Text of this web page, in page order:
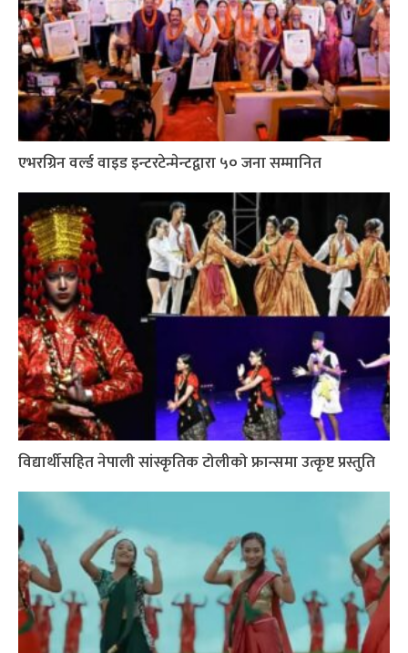
एभरग्रिन वर्ल्ड वाइड इन्टरटेन्मेन्टद्वारा ५० जना सम्मानित
विद्यार्थीसहित नेपाली सांस्कृतिक टोलीको फ्रान्समा उत्कृष्ट प्रस्तुति